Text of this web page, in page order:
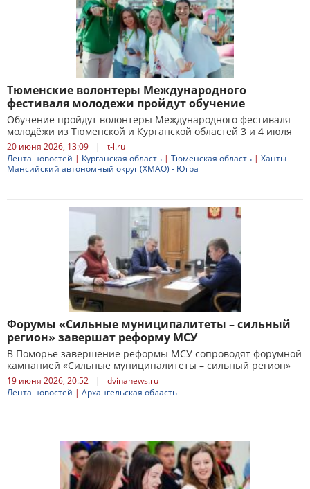
Тюменские волонтеры Международного
фестиваля молодежи пройдут обучение
Обучение пройдут волонтеры Международного фестиваля
молодёжи из Тюменской и Курганской областей 3 и 4 июля
20 июня 2026, 13:09 |
t-l.ru
Лента новостей | Курганская область | Тюменская область | Ханты-
Мансийский автономный округ (ХМАО) - Югра
Форумы «Сильные муниципалитеты – сильный
регион» завершат реформу МСУ
В Поморье завершение реформы МСУ сопроводят форумной
кампанией «Сильные муниципалитеты – сильный регион»
19 июня 2026, 20:52 |
dvinanews.ru
Лента новостей | Архангельская область